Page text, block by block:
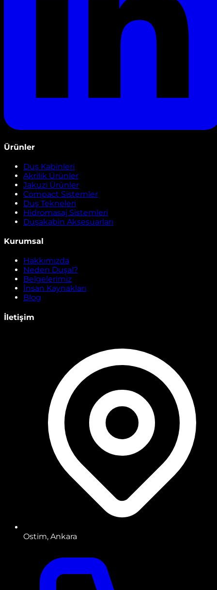
Ürünler
Duş Kabinleri
Akrilik Ürünler
Jakuzi Ürünler
Compact Sistemler
Duş Tekneleri
Hidromasaj Sistemleri
Duşakabin Aksesuarları
Kurumsal
Hakkımızda
Neden Duşal?
Belgelerimiz
İnsan Kaynakları
Blog
İletişim
Ostim, Ankara